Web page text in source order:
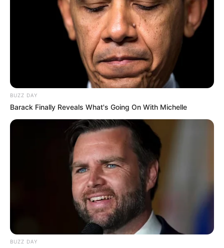
BUZZ DAY
Barack Finally Reveals What's Going On With Michelle
BUZZ DAY